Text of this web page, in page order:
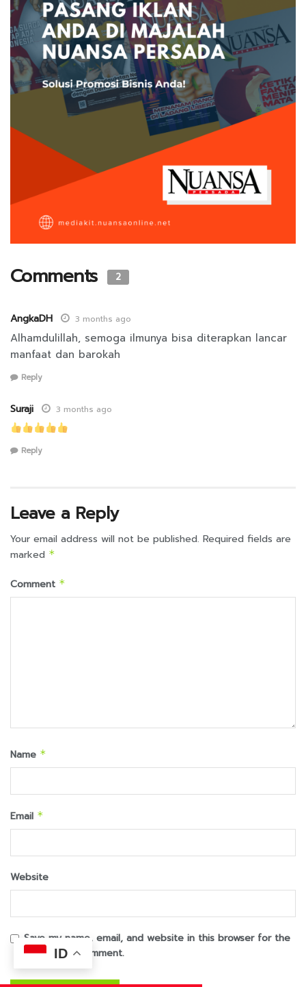
Comments 2
AngkaDH 3 months ago
Alhamdulillah, semoga ilmunya bisa diterapkan lancar
manfaat dan barokah
Reply
Suraji 3 months ago
Reply
Leave a Reply
Your email address will not be published. Required fields are
marked *
Comment *
Name *
Email *
Website
Save my name, email, and website in this browser for the
next time I comment.
ID